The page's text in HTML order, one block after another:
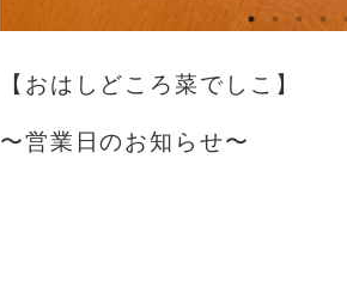
【おはしどころ菜でしこ】
〜営業日のお知らせ〜